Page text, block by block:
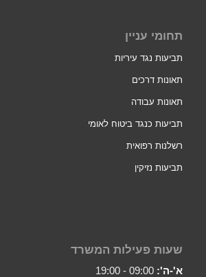
תחומי עניין
תביעות נגד עיריות
תאונות דרכים
תאונות עבודה
תביעות כנגד ביטוח לאומי
רשלנות רפואית
תביעות נזיקין
שעות פעילות המשרד
א'-ה':